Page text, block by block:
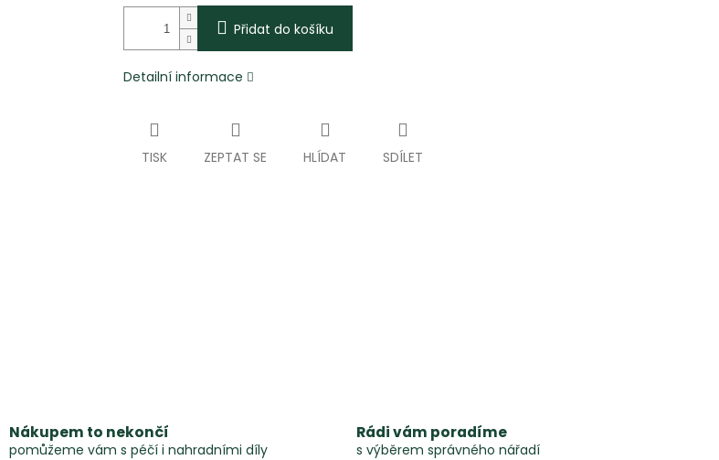
Přidat do košíku
Detailní informace
TISK ZEPTAT SE HLÍDAT SDÍLET
Nákupem to nekončí
pomůžeme vám s péčí i nahradními díly
Rádi vám poradíme
s výběrem správného nářadí